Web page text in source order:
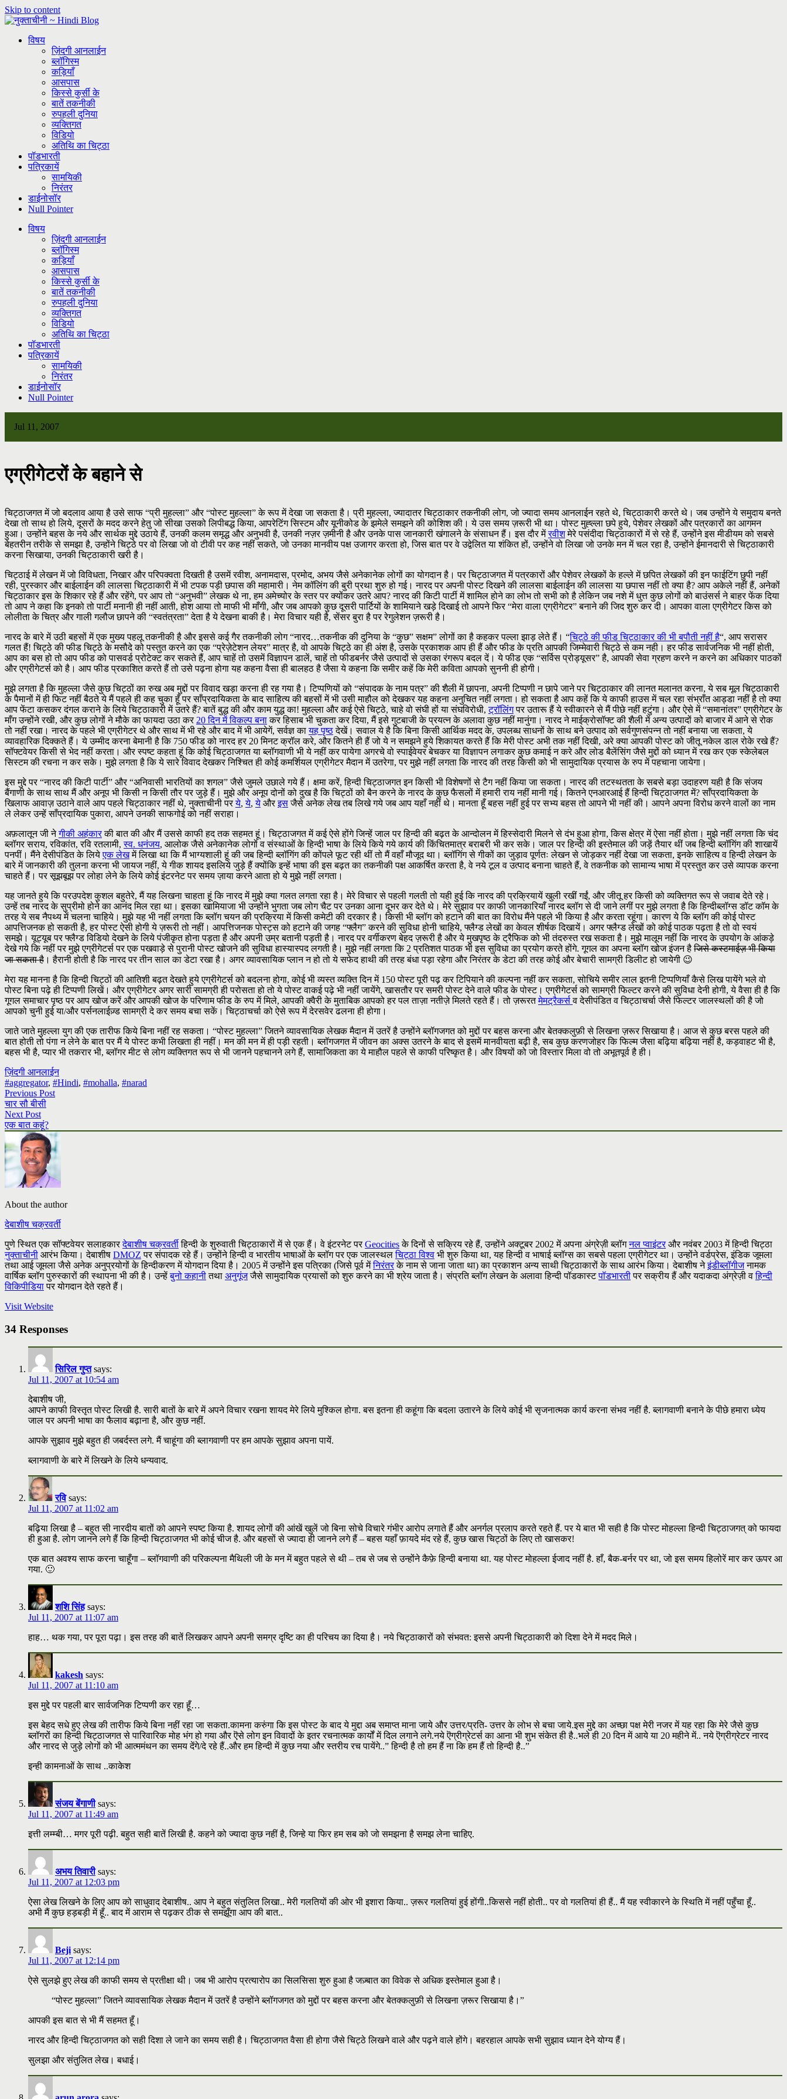
Skip to content
विषय
ज़िंदगी आनलाईन
ब्लॉगिस्म
कड़ियाँ
आसपास
किस्से कुर्सी के
बातें तकनीकी
रुपहली दुनिया
व्यक्तिगत
विडियो
अतिथि का चिट्ठा
पॉडभारती
पत्रिकायें
सामयिकी
निरंतर
डाईनोसॉर
Null Pointer
विषय
ज़िंदगी आनलाईन
ब्लॉगिस्म
कड़ियाँ
आसपास
किस्से कुर्सी के
बातें तकनीकी
रुपहली दुनिया
व्यक्तिगत
विडियो
अतिथि का चिट्ठा
पॉडभारती
पत्रिकायें
सामयिकी
निरंतर
डाईनोसॉर
Null Pointer
Jul 11, 2007
एग्रीगेटरों के बहाने से
चिट्ठाजगत में जो बदलाव आया है उसे साफ “प्री मुहल्ला” और “पोस्ट मुहल्ला” के रूप में देखा जा सकता है। प्री मुहल्ला, ज्यादातर चिट्ठाकार तकनीकी लोग, जो ज्यादा समय आनलाईन रहते थे, चिट्ठाकारी करते थे। जब उन्होंने ये समुदाय बनते
देखा तो साथ हो लिये, दूसरों के मदद करने हेतु जो सीखा उसको लिपीबद्ध किया, आपरेटिंग सिस्टम और यूनीकोड के झमेले समझने की कोशिश की। ये उस समय ज़रूरी भी था। पोस्ट मुह्ल्ला छपे हुये, पेशेवर लेखकों और पत्रकारों का आगमन
हुआ। उन्होंने बहस के नये और सार्थक मुद्दे उठाये हैं, उनकी कलम समृद्ध और अनुभवी है, उनकी नज़र ज़मीनी है और उनके पास जानकारी खंगालने के संसाधन हैं। इस दौर मेंरवीशमेरे पसंदीदा चिट्ठाकारों में से रहे हैं, उन्होंने इस मीडीयम को सबसे
बेहतरीन तरीके से समझा है, उन्होंने चिट्ठे पर वो लिखा जो वो टीवी पर कह नहीं सकते, जो उनका मानवीय पक्ष उजागर करता हो, जिस बात पर वे उद्वेलित या शंकित हों, उन्होंने वो लिखा जो उनके मन में चल रहा है, उन्होंने ईमानदारी से चिट्ठाकारी
करना सिखाया, उनकी चिट्ठाकारी खरी है।
चिट्ठाई में लेखन में जो विविधता, निखार और परिपक्वता दिखती है उसमें रवीश, अनामदास, प्रमोद, अभय जैसे अनेकानेक लोगों का योगदान है। पर चिट्ठाजगत में पत्रकारों और पेशेवर लेखकों के हल्ले में छपित लेखकों की इन फाईटिंग छुपी नहीं
रही, पुरस्कार और बाईलाईन की लालसा चिट्ठाकारी में भी टपक पड़ी छपास की महामारी। नेम कॉलिंग की बुरी प्रथा शुरु हो गई। नारद पर अपनी पोस्ट दिखने की लालसा बाईलाईन की लालसा या छपास नहीं तो क्या है? आप अकेले नहीं हैं, अनेकों
चिट्ठाकार इस के शिकार रहे हैं और रहेंगे, पर आप तो “अनुभवी” लेखक थे ना, हम अमेच्योर के स्तर पर क्योंकर उतरे आप? नारद की किटी पार्टी में शामिल होने का लोभ तो सभी को है लेकिन जब नशे में धुत्त कुछ लोगों को बाउंसर्स ने बाहर फेंक दिया
तो आप ने कहा कि इनको तो पार्टी मनानी ही नहीं आती, होश आया तो माफी भी माँगी, और जब आपको कुछ दूसरी पार्टियों के शामियाने खड़े दिखाई तो आपने फिर “मेरा वाला एग्रीगेटर” बनाने की जिद शुरु कर दी। आपका वाला एग्रीगेटर किस को
लोलीता के चित्र और गाली गलौज छापने की “स्वतंत्रता” देता है ये देखना बाकी है। मेरा विचार यही है, सेंसर बुरा है पर रेगुलेशन ज़रूरी है।
नारद के बारे में उठी बहसों में एक मुख्य पहलू तकनीकी है और इससे कई गैर तकनीकी लोग “नारद…तकनीक की दुनिया के “कुछ” सक्षम” लोगों का है कहकर पल्ला झाड़ लेते हैं। “चिट्ठे की फीड चिट्ठाकार की भी बपौती नहीं है“, आप सरासर
गलत हैं! चिट्ठे की फीड चिट्ठे के मसौदे को पस्तुत करने का एक “प्रेज़ेटेशन लेयर” मात्र है, वो आपके चिट्ठे का ही अंश है, उसके प्रकाशक आप ही हैं और फीड के प्रति आपकी जिम्मेवारी चिट्ठे से कम नही। हर फीड सार्वजनिक भी नहीं होती,
आप का बस हो तो आप फीड को पासवर्ड प्रोटेक्ट कर सकते हैं, आप चाहें तो उसमें विज्ञापन डालें, चाहें तो फीडबर्नर जैसे उत्पादों से उसका रंगरूप बदल दें। ये फीड एक “सर्विस प्रोड्यूसर” है, आपकी सेवा ग्रहण करने न करने का अधिकार पाठकों
और एग्रीगेटर्स को है। आप फीड प्रकाशित करते हैं तो उसे पढ़ना होगा यह कहना वैसा ही बालहठ है जैसा ये कहना कि समीर कहें कि मेरी कविता आपको सुननी ही होगी।
मुझे लगता है कि मुहल्ला जैसे कुछ चिट्ठों का रुख अब मुद्दों पर विवाद खड़ा करना ही रह गया है। टिप्पणियों को “संपादक के नाम पत्र” की शैली में छापना, अपनी टिप्पणी न छापे जाने पर चिट्ठाकार की लानत मलानत करना, ये सब मूल चिट्ठाकारी
के पैमानों में ही फिट नहीं बैठते ये मैं पहले ही कह चुका हूँ पर साँप्रदायिकता के बाद साहित्य की बहसों में भी उसी माहौल को देखकर यह कहना अनुचित नहीं लगता। हो सकता है आप कहें कि ये काफी हाउस में चल रहा संभ्राँत आड्डा नहीं है तो क्या
आप फेंटा कसकर दंगल कराने के लिये चिट्ठाकारी में उतरे हैं? बातें बुद्ध की और काम युद्ध का! मुहल्ला और कई ऐसे चिट्ठे, चाहे वो संघी हों या संघविरोधी,ट्रॉलिंगपर उतारू हैं ये स्वीकारने से मैं पीछे नहीं हटुंगा। और ऐसे में “समानांतर” एग्रीगेटर के
माँग उन्होंने रखी, और कुछ लोगों ने मौके का फायदा उठा कर 20 दिन में विकल्प बनाकर हिसाब भी चुकता कर दिया, मैं इसे गुटबाजी के प्रयत्न के अलावा कुछ नहीं मानुंगा। नारद ने माईक्रोसॉफ्ट की शैली में अन्य उत्पादों को बाजार में आने से रोक
तो नहीं रखा। नारद के पहले भी एग्रीगेटर थे और साथ में भी रहे और बाद में भी आयेगें, सर्वज्ञ कायह पृष्ठदेखें। सवाल ये है कि बिना किसी आर्थिक मदद के, उपलब्ध साधनों के साथ बने उत्पाद को सर्वगुणसंपन्न तो नहीं बनाया जा सकता, ये
व्यावहारिक दिक्कते हैं। ये उम्मीद करना बेमानी है कि 750 फीड को नारद हर 20 मिनट क्रॉल करे, और कितने ही हैं जो ये न समझने हुये शिकायत करते हैं कि मेरी पोस्ट अभी तक नहीं दिखी, अरे क्या आपकी पोस्ट को जीतू नकेल डाल रोके रखे हैं?
सॉफ्टवेयर किसी से भेद नहीं करता। और स्पष्ट कहता हूं कि कोई चिट्ठाजगत या ब्लॉगवाणी भी ये नहीं कर पायेगा अगरचे वो स्पाईवेयर बेचकर या विज्ञापन लगाकर कुछ कमाई न करे और लोड बैलेंसिंग जैसे मुद्दों को ध्यान में रख कर एक स्केलेबल
सिस्टम की रचना न कर सके। मुझे लगता है कि ये सारे विवाद देखकर निश्चित ही कोई कमर्शियल एग्रीगेटर मैदान में उतरेगा, पर मुझे नहीं लगता कि नारद की तरह किसी को भी सामुदायिक प्रयास के रुप में पहचाना जायेगा।
इस मुद्दे पर “नारद की किटी पार्टी” और “अनिवासी भारतियों का शगल” जैसे जुमले उछाले गये हैं। क्षमा करें, हिन्दी चिट्ठाजगत इन किसी भी विशेषणों से टैग नहीं किया जा सकता। नारद की तटस्थतता के सबसे बड़ा उदाहरण यही है कि संजय
बैंगाणी के साथ साथ मैं और अनूप भी किसी न किसी तौर पर जुड़े हैं। मुझे और अनूप दोनों को दुख है कि चिट्ठों को बैन करने के नारद के कुछ फैसलों में हमारी राय नहीं मानी गई। कितने एनआरआई हैं हिन्दी चिट्ठाजगत में? साँप्रदायिकता के
खिलाफ आवाज़ उठाने वाले आप पहले चिट्ठाकार नहीं थे, नुक्ताचीनी परये,ये,ये औरइसजैसे अनेक लेख तब लिखे गये जब आप यहाँ नहीं थे। मानता हूँ बहस नहीं हुई पर सभ्य बहस तो आपने भी नहीं की। आपने अपना विरोध करने वालों का नाम
ले लेकर उन्हें साँप्रदायिक पुकारा, आपने उनकी साफगोई को नहीं सराहा।
अफ़लातून जी नेगीकी अहंकारकी बात की और मैं उससे काफी हद तक सहमत हूं। चिट्ठाजगत में कई ऐसे होंगे जिन्हें जाल पर हिन्दी की बढ़त के आन्दोलन में हिस्सेदारी मिलने से दंभ हुआ होगा, किस क्षेत्र में ऐसा नहीं होता। मुझे नहीं लगता कि चंद
ब्लॉगर सराय, रविकांत, रवि रतलामी,स्व. धनंजय, आलोक जैसे अनेकानेक लोगों व संस्थाओं के हिन्दी भाषा के लिये किये गये कार्य की किंचितमात्र बराबरी भी कर सके। जाल पर हिन्दी की इस्तेमाल की जड़ें तैयार थीं जब हिन्दी ब्लॉगिंग की शाखायें
पनपीं। मैंने देसीपंडित के लियेएक लेखमें लिखा था कि मैं भाग्यशाली हूं की जब हिन्दी ब्लॉगिंग की कोंपले फूट रही थीं तो मैं वहाँ मौजूद था। ब्लॉगिंग से गीकों का जुड़ाव पूर्णतः लेखन से जोड़कर नहीं देखा जा सकता, इनके साहित्य व हिन्दी लेखन के
बारे में जानकारी की तुलना करना भी जायज नहीं, ये गीक शायद इसलिये जुड़े हैं क्योंकि इन्हें भाषा की इस बढ़त का तकनीकी पक्ष आकर्षित करता है, वे नये टूल व उत्पाद बनाना चाहते हैं, वे तकनीक को सामान्य भाषा में प्रस्तुत कर उसे व्यापक करना
चाहते हैं। पर सूझबूझ पर लोहा लेने के लिये कोई इंटरनेट पर समय ज़ाया करने आता हो ये मुझे नहीं लगता।
यह जानते हुये कि परउपदेश कुशल बहुतेरे, मैं यह लिखना चाहता हूं कि नारद में मुझे क्या गलत लगता रहा है। मेरे विचार से पहली गलती तो यही हुई कि नारद की प्रक्रियायें खुली रखीं गईं, और जीतू हर किसी को व्यक्तिगत रूप से जवाब देते रहे।
उन्हें तब नारद के सुप्रीमो होने का आनंद मिल रहा था। इसका खामियाजा भी उन्होंने भुगता जब लोग चैट पर उनका आना दूभर कर देते थे। मेरे सुझाव पर काफी जानकारियाँ नारद ब्लॉग से दी जाने लगीं पर मुझे लगता है कि हिन्दीब्लॉग्स डॉट कॉम के
तरह ये सब नैपथ्य में चलना चाहिये। मुझे यह भी नहीं लगता कि ब्लॉग चयन की प्रक्रिया में किसी कमेटी की दरकार है। किसी भी ब्लॉग को हटाने की बात का विरोध मैंने पहले भी किया है और करता रहूंगा। कारण ये कि ब्लॉग की कोई पोस्ट
आपत्तिजनक हो सकती है, हर पोस्ट ऐसी होगी ये ज़रूरी तो नहीं। आपत्तिजनक पोस्ट्स को हटाने की जगह “फ्लैग” करने की सुविधा होनी चाहिये, फ्लैग्ड लेखों का केवल शीर्षक दिखायें। अगर फ्लैग्ड लेखों को कोई पाठक पढ़ता है तो वो स्वयं
समझे। यूट्यूब पर फ्लैग्ड विडियो देखने के लिये पंजीकृत होना पड़ता है और अपनी उम्र बतानी पड़ती है। नारद पर वर्गीकरण बेहद ज़रूरी है और ये मुखपृष्ठ के ट्रैफिक को भी तंदरुस्त रख सकता है। मुझे मालूम नहीं कि नारद के उपयोग के आंकड़े
देखे गये कि नहीं पर मुझे एग्रीगेटर्स पर एक पखवाड़े से पुरानी पोस्ट खोजने की सुविधा हास्यास्पद लगती है। मुझे नहीं लगता कि 2 प्रतिशत पाठक भी इस सुविधा का प्रयोग करते होंगे. गूगल का अपना ब्लॉग खोज इंजन हैजिसे कस्टमाईज़ भी किया
जा सकता है । हैरानी होती है कि नारद पर तीन साल का डेटा रखा है। अगर व्यावसायिक प्लान न हो तो ये सफेद हाथी की तरह बंधा पड़ा रहेगा और निरंतर के डेटा की तरह कोई और बेचारी सामग्री डिलीट हो जायेगी 😉
मेरा यह मानना है कि हिन्दी चिट्ठों की आतिशी बढ़त देखते हुये एग्रीगेटर्स को बदलना होगा, कोई भी व्यस्त व्यक्ति दिन में 150 पोस्ट पूरी पढ़ कर टिपियाने की कल्पना नहीं कर सकता, सोचिये समीर लाल इतनी टिप्पणियाँ कैसे लिख पायेंगे भले वो
पोस्ट बिना पढ़े ही टिप्पणी लिखें। और एग्रीगेटर अगर सारी सामग्री ही परोसता हो तो ये पोस्ट वाकई पढ़े भी नहीं जायेंगे, खासतौर पर समरी पोस्ट देने वाले फीड के पोस्ट। एग्रीगेटर्स को सामग्री फिल्टर करने की सुविधा देनी होगी, ये वैसा ही है कि
गूगल समाचार पृष्ठ पर आप खोज करें और आपकी खोज के परिणाम फीड के रुप में मिले, आपकी क्वैरी के मुताबिक आपको हर पल ताज़ा नतीज़े मिलते रहते हैं। तो ज़रूरतमेमट्रैकर्सव देसीपंडित व चिट्ठाचर्चा जैसे फिल्टर जालस्थलों की है जो
आपको चुनी हुई या/और पर्सनलाईज़्ड सामग्री दे कर समय बचा सकें। चिट्ठाचर्चा को ऐसे रूप में देरसवेर ढलना ही होगा।
जाते जाते मुहल्ला युग की एक तारीफ किये बिना नहीं रह सकता। “पोस्ट मुहल्ला” जितने व्यावसायिक लेखक मैदान में उतरें है उन्होंने ब्लॉगजगत को मुद्दों पर बहस करना और बेतक्कलुफ़ी से लिखना ज़रूर सिखाया है। आज से कुछ बरस पहले की
बात होती तो पंगा न लेने के बात पर मैं ये पोस्ट कभी लिखता ही नहीं। मन की मन में ही पड़ी रहती। ब्लॉगजगत में जीवन का अक्स उतरने के बाद से इसमें मानवीयता बढ़ी है, सब कुछ करणजोहर कि फिल्म जैसा बढ़िया बढ़िया नहीं है, कड़वाहट भी है,
बहस भी है, प्यार भी तकरार भी, ब्लॉगर मीट से लोग व्यक्तिगत रूप से भी जानने पहचानने लगे हैं, सामाजिकता का ये माहौल पहले से काफी परिष्कृत है। और विषयों को जो विस्तार मिला वो तो अभूतपूर्व है ही।
ज़िंदगी आनलाईन
#aggregator, #Hindi, #mohalla, #narad
Previous Post
चार सौ बीसी
Next Post
एक बात कहूं?
About the author
देबाशीष चक्रवर्ती
पुणे स्थित एक सॉफ्टवेयर सलाहकारदेबाशीष चक्रवर्तीहिन्दी के शुरुवाती चिट्ठाकारों में से एक हैं। वे इंटरनेट परGeocitiesके दिनों से सक्रिय रहे हैं, उन्होंने अक्टूबर 2002 में अपना अंग्रेज़ी ब्लॉगनल प्वाइंटरऔर नवंबर 2003 में हिन्दी चिट्ठा
नुक्ताचीनी आरंभ किया। देबाशीष DMOZ पर संपादक रहे हैं। उन्होंने हिन्दी व भारतीय भाषाओं के ब्लॉग पर एक जालस्थलचिट्ठा विश्व भी शुरु किया था, यह हिन्दी व भाषाई ब्लॉग्स का सबसे पहला एग्रीगेटर था। उन्होंने वर्डप्रेस, इंडिक जूमला
तथा आई जूमला जैसे अनेक अनुप्रयोगों के हिन्दीकरण में योगदान दिया है। 2005 में उन्होंने इस पत्रिका (जिसे पूर्व मेंनिरंतरके नाम से जाना जाता था) का प्रकाशन अन्य साथी चिट्ठाकारों के साथ आरंभ किया। देबाशीष नेइंडीब्लॉगीजनामक
वार्षिक ब्लॉग पुरुस्कारों की स्थापना भी की है। उन्हेंबुनो कहानीतथा अनुगूंजजैसे सामुदायिक प्रयासों को शुरु करने का भी श्रेय जाता है। संप्रति ब्लॉग लेखन के अलावा हिन्दी पॉडकास्टपॉडभारतीपर सक्रीय हैं और यदाकदा अंग्रेज़ी वहिन्दी
विकिपीडियापर योगदान देते रहते हैं।
Visit Website
34 Responses
सिरिल गुप्त says:
Jul 11, 2007 at 10:54 am
देबाशीष जी,
आपने काफी विस्तृत पोस्ट लिखी है. सारी बातों के बारे में अपने विचार रखना शायद मेरे लिये मुश्किल होगा. बस इतना ही कहूंगा कि बदला उतारने के लिये कोई भी सृजनात्मक कार्य करना संभव नहीं है. ब्लागवाणी बनाने के पीछे हमारा ध्येय
जाल पर अपनी भाषा का फैलाव बढ़ाना है, और कुछ नहीं.
आपके सुझाव मुझे बहुत ही जबर्दस्त लगे. मैं चाहूंगा की ब्लागवाणी पर हम आपके सुझाव अपना पायें.
ब्लागवाणी के बारे में लिखने के लिये धन्यवाद.
रवि says:
Jul 11, 2007 at 11:02 am
बढ़िया लिखा है – बहुत सी नारदीय बातों को आपने स्पष्ट किया है. शायद लोगों की आंखें खुलें जो बिना सोचे विचारे गंभीर आरोप लगाते हैं और अनर्गल प्रलाप करते रहते हैं. पर ये बात भी सही है कि पोस्ट मोहल्ला हिन्दी चिट्ठाजगत् को फायदा
ही हुआ है. लोग जानने लगे हैं कि हिन्दी चिट्ठाजगत भी कोई चीज है. और बहसों से ज्यादा ही जानने लगे हैं – बहस यहाँ फ़ायदे मंद रहे हैं, कुछ खास चिट्ठों के लिए तो खासकर!
एक बात अवश्य साफ करना चाहूँगा – ब्लॉगवाणी की परिकल्पना मैथिली जी के मन में बहुत पहले से थी – तब से जब से उन्होंने कैफ़े हिन्दी बनाया था. यह पोस्ट मोहल्ला ईजाद नहीं है. हाँ, बैक-बर्नर पर था, जो इस समय हिलोरें मार कर ऊपर आ
गया. 🙂
शशि सिंह says:
Jul 11, 2007 at 11:07 am
हाह… थक गया, पर पूरा पढ़ा। इस तरह की बातें लिखकर आपने अपनी समग्र दृष्टि का ही परिचय का दिया है। नये चिट्ठाकारों को संभवत: इससे अपनी चिट्ठाकारी को दिशा देने में मदद मिले।
kakesh says:
Jul 11, 2007 at 11:10 am
इस मुद्दे पर पहली बार सार्वजनिक टिप्पणी कर रहा हूँ…
इस बेहद सधे हुए लेख की तारीफ किये बिना नहीं रहा जा सकता.कामना करुंगा कि इस पोस्ट के बाद ये मुद्दा अब समाप्त माना जाये और उत्तर/प्रति- उत्तर के लोभ से बचा जाये.इस मुद्दे का अच्छा पक्ष मेरी नजर में यह रहा कि मेरे जैसे कुछ
ब्लॉगरों का हिन्दी चिट्ठाजगत से पारिवारिक मोह भंग हो गया और ऎसे लोग इन विवादों के इतर रचनात्मक कार्यों में दिल लगाने लगे.नये ऎग्रीग्रेटर्स का आना भी शुभ संकेत ही है..भले ही 20 दिन में आये या 20 महीने में.. नये ऎग्रीग्रेटर नारद
और नारद से जुड़े लोगों को भी आत्ममंथन का समय देंगे/दे रहे हैं..और हम हिन्दी में कुछ नया और स्तरीय रच पायेंगे..” हिन्दी है तो हम हैं ना कि हम हैं तो हिन्दी है..”
इन्ही कामनाओं के साथ ..काकेश
संजय बेंगाणी says:
Jul 11, 2007 at 11:49 am
इत्ती लम्म्बी… मगर पूरी पढ़ी. बहुत सही बातें लिखी है. कहने को ज्यादा कुछ नहीं है, जिन्हे या फिर हम सब को जो समझना है समझ लेना चाहिए.
अभय तिवारी says:
Jul 11, 2007 at 12:03 pm
ऐसा लेख लिखने के लिए आप को साधुवाद देबाशीष.. आप ने बहुत संतुलित लिखा.. मेरी गलतियों की ओर भी इशारा किया.. ज़रूर गलतियां हुई होंगी..किससे नहीं होती.. पर वो गलतियां ही हैं.. मैं यह स्वीकारने के स्थिति में नहीं पहुँचा हूँ..
अभी मैं कुछ हड़बड़ी में हूँ.. बाद में आराम से पढ़कर ठीक से समझूँगा आप की बात..
Beji says:
Jul 11, 2007 at 12:14 pm
ऐसे सुलझे हुए लेख की काफी समय से प्रतीक्षा थी। जब भी आरोप प्रत्यारोप का सिलसिसा शुरु हुआ है जज़्बात का विवेक से अधिक इस्तेमाल हुआ है।
“पोस्ट मुहल्ला” जितने व्यावसायिक लेखक मैदान में उतरें है उन्होंने ब्लॉगजगत को मुद्दों पर बहस करना और बेतक्कलुफ़ी से लिखना ज़रूर सिखाया है।”
आपकी इस बात से भी मैं सहमत हूँ।
नारद और हिन्दी चिट्ठाजगत को सही दिशा ले जाने का समय सही है। चिट्ठाजगत वैसा ही होगा जैसे चिट्ठे लिखने वाले और पढ़ने वाले होंगे। बहरहाल आपके सभी सुझाव ध्यान देने योग्य हैं।
सुलझा और संतुलित लेख। बधाई।